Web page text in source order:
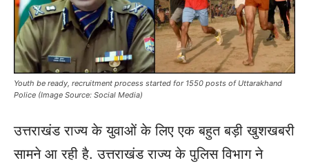
Youth be ready, recruitment process started for 1550 posts of Uttarakhand
Police (Image Source: Social Media)
उत्तराखंड राज्य के युवाओं के लिए एक बहुत बड़ी खुशखबरी
सामने आ रही है. उत्तराखंड राज्य के पुलिस विभाग ने